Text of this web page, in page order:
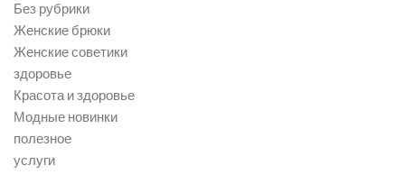
Без рубрики
Женские брюки
Женские советики
здоровье
Красота и здоровье
Модные новинки
полезное
услуги